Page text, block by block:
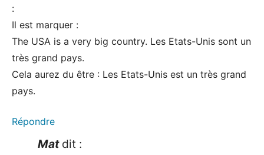
:
Il est marquer :
The USA is a very big country. Les Etats-Unis sont un
très grand pays.
Cela aurez du être : Les Etats-Unis est un très grand
pays.
Répondre
Mat dit :